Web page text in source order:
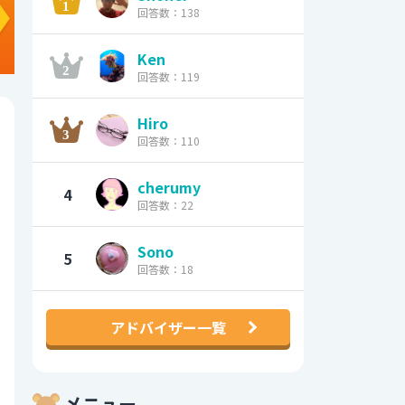
回答数：138
Ken
回答数：119
Hiro
回答数：110
4 cherumy
回答数：22
5 Sono
回答数：18
アドバイザー一覧